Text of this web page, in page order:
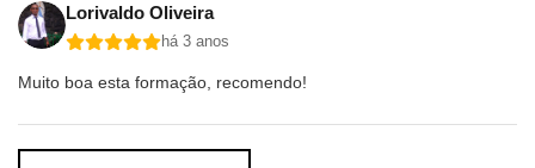
Lorivaldo Oliveira
há 3 anos
Muito boa esta formação, recomendo!